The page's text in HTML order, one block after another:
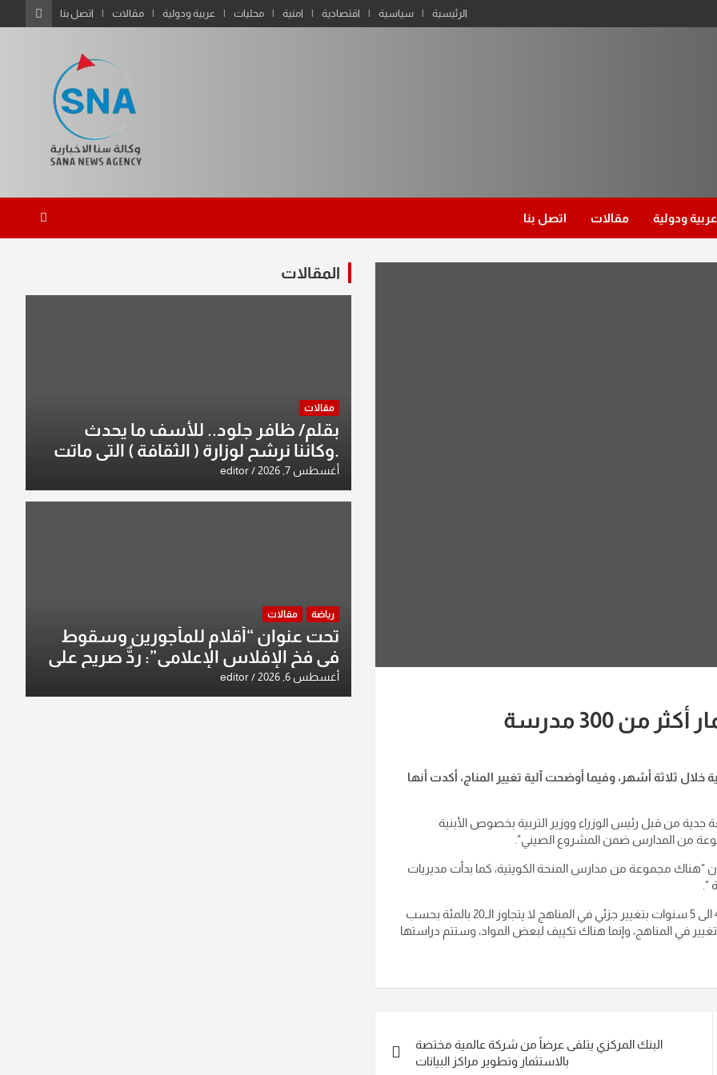
الرئيسية سياسية اقتصادية امنية محليات عربية ودولية مقالات اتصل بنا
عربية ودولية مقالات اتصل بنا
300 مدرسة
اليوم الثلاثاء، أنها ستتسلم 180 بناية مدرسية خلال ثلاثة أشهر، وفيما أوضحت آلية تغيير المناج، أكدت أنها
من قبل رئيس الوزراء ووزير التربية بخصوص الأبنية
من المدارس ضمن المشروع الصيني".
بحدود 180 مدرسة"، مشيراً الى أن "هناك مجموعة من مدارس المنحة الكويتية، كما بدأت مديريات
".
وحول المناهج الدراسية، أوضح القيسي أن "وزارة التربية تقوم بين 4 الى 5 سنوات بتغيير جزئي في المناهج لا يتجاوز الـ20 بالمئة بحسب
تغيير في المناهج، وإنما هناك تكييف لبعض المواد، وستتم دراستها
البنك المركزي يتلقى عرضاً من شركة عالمية مختصة
بالاستثمار وتطوير مراكز البيانات
المقالات
مقالات
بقلم/ ظافر جلود.. للأسف ما يحدث
.وكاننا نرشح لوزارة ( الثقافة ) التي ماتت
من زمان وزير يمثلها من النخبة والإرث
العظيم للثقافة العراقية..
أغسطس 7, 2026 editor
رياضة مقالات
تحت عنوان “أقلام للمأجورين وسقوط
في فخ الإفلاس الإعلامي”: ردٌّ صريح على
افتراءات سمير الشكرجي
أغسطس 6, 2026 editor